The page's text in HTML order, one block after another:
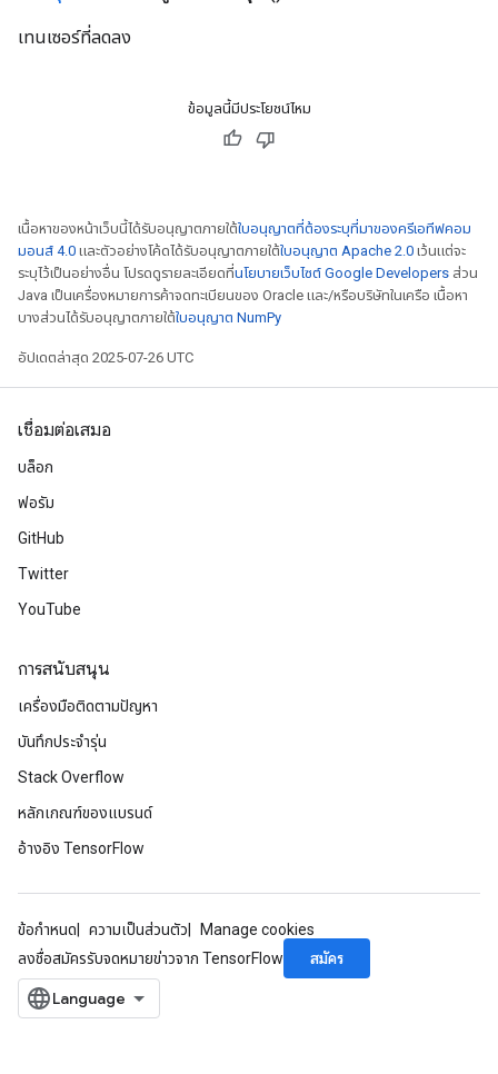
เทนเซอร์ที่ลดลง
ข้อมูลนี้มีประโยชน์ไหม
เนื้อหาของหน้าเว็บนี้ได้รับอนุญาตภายใต้ใบอนุญาตที่ต้องระบุที่มาของครีเอทีฟคอม
มอนส์ 4.0 และตัวอย่างโค้ดได้รับอนุญาตภายใต้ใบอนุญาต Apache 2.0 เว้นแต่จะ
ระบุไว้เป็นอย่างอื่น โปรดดูรายละเอียดที่นโยบายเว็บไซต์ Google Developers ส่วน
Java เป็นเครื่องหมายการค้าจดทะเบียนของ Oracle และ/หรือบริษัทในเครือ เนื้อหา
บางส่วนได้รับอนุญาตภายใต้ใบอนุญาต NumPy
อัปเดตล่าสุด 2025-07-26 UTC
เชื่อมต่อเสมอ
บล็อก
ฟอรัม
GitHub
Twitter
YouTube
การสนับสนุน
เครื่องมือติดตามปัญหา
บันทึกประจำรุ่น
Stack Overflow
หลักเกณฑ์ของแบรนด์
อ้างอิง TensorFlow
ข้อกำหนด ความเป็นส่วนตัว
Manage cookies
ลงชื่อสมัครรับจดหมายข่าวจาก TensorFlow
สมัคร